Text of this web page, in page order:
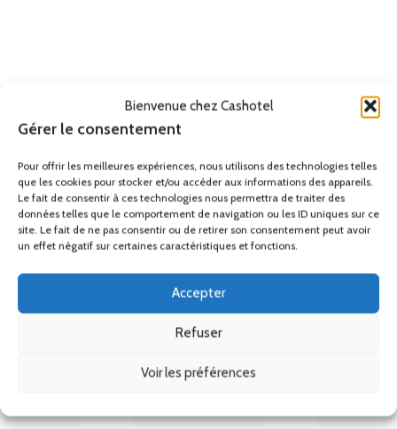
Bienvenue chez Cashotel
Gérer le consentement
Pour offrir les meilleures expériences, nous utilisons des technologies telles
que les cookies pour stocker et/ou accéder aux informations des appareils.
Le fait de consentir à ces technologies nous permettra de traiter des
données telles que le comportement de navigation ou les ID uniques sur ce
site. Le fait de ne pas consentir ou de retirer son consentement peut avoir
un effet négatif sur certaines caractéristiques et fonctions.
Accepter
Refuser
Voir les préférences